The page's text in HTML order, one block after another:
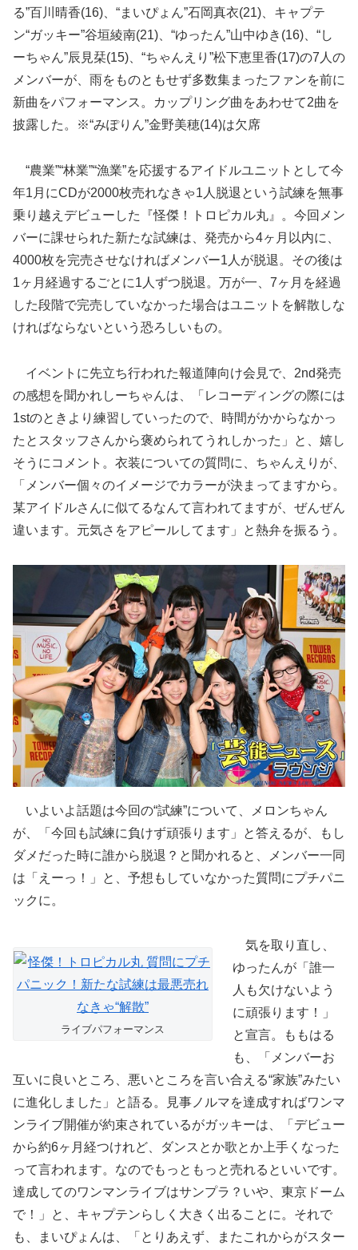
る”百川晴香(16)、“まいぴょん”石岡真衣(21)、キャプテ
ン“ガッキー”谷垣綾南(21)、“ゆったん”山中ゆき(16)、“し
ーちゃん”辰見栞(15)、“ちゃんえり”松下恵里香(17)の7人の
メンバーが、雨をものともせず多数集まったファンを前に
新曲をパフォーマンス。カップリング曲をあわせて2曲を
披露した。※“みぽりん”金野美穂(14)は欠席
“農業”“林業”“漁業”を応援するアイドルユニットとして今
年1月にCDが2000枚売れなきゃ1人脱退という試練を無事
乗り越えデビューした『怪傑！トロピカル丸』。今回メン
バーに課せられた新たな試練は、発売から4ヶ月以内に、
4000枚を完売させなければメンバー1人が脱退。その後は
1ヶ月経過するごとに1人ずつ脱退。万が一、7ヶ月を経過
した段階で完売していなかった場合はユニットを解散しな
ければならないという恐ろしいもの。
イベントに先立ち行われた報道陣向け会見で、2nd発売
の感想を聞かれしーちゃんは、「レコーディングの際には
1stのときより練習していったので、時間がかからなかっ
たとスタッフさんから褒められてうれしかった」と、嬉し
そうにコメント。衣装についての質問に、ちゃんえりが、
「メンバー個々のイメージでカラーが決まってますから。
某アイドルさんに似てるなんて言われてますが、ぜんぜん
違います。元気さをアピールしてます」と熱弁を振るう。
いよいよ話題は今回の“試練”について、メロンちゃん
が、「今回も試練に負けず頑張ります」と答えるが、もし
ダメだった時に誰から脱退？と聞かれると、メンバー一同
は「えーっ！」と、予想もしていなかった質問にプチパニ
ックに。
ライブパフォーマンス
気を取り直し、
ゆったんが「誰一
人も欠けないよう
に頑張ります！」
と宣言。ももはる
も、「メンバーお
互いに良いところ、悪いところを言い合える“家族”みたい
に進化しました」と語る。見事ノルマを達成すればワンマ
ンライブ開催が約束されているがガッキーは、「デビュー
から約6ヶ月経つけれど、ダンスとか歌とか上手くなった
って言われます。なのでもっともっと売れるといいです。
達成してのワンマンライブはサンプラ？いや、東京ドーム
で！」と、キャプテンらしく大きく出ることに。それで
も、まいぴょんは、「とりあえず、またこれからがスター